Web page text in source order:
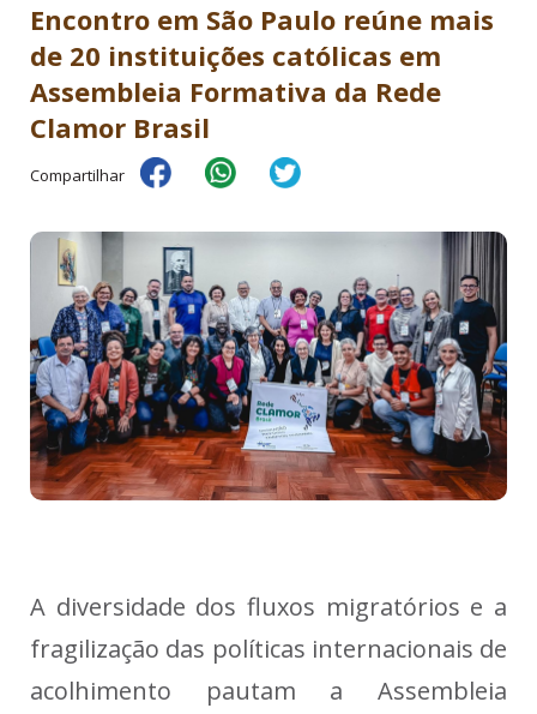
Encontro em São Paulo reúne mais
de 20 instituições católicas em
Assembleia Formativa da Rede
Clamor Brasil
Compartilhar
A diversidade dos fluxos migratórios e a
fragilização das políticas internacionais de
acolhimento pautam a Assembleia